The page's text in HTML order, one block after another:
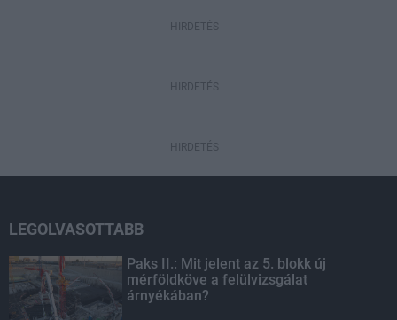
HIRDETÉS
HIRDETÉS
HIRDETÉS
LEGOLVASOTTABB
Paks II.: Mit jelent az 5. blokk új
mérföldköve a felülvizsgálat
árnyékában?